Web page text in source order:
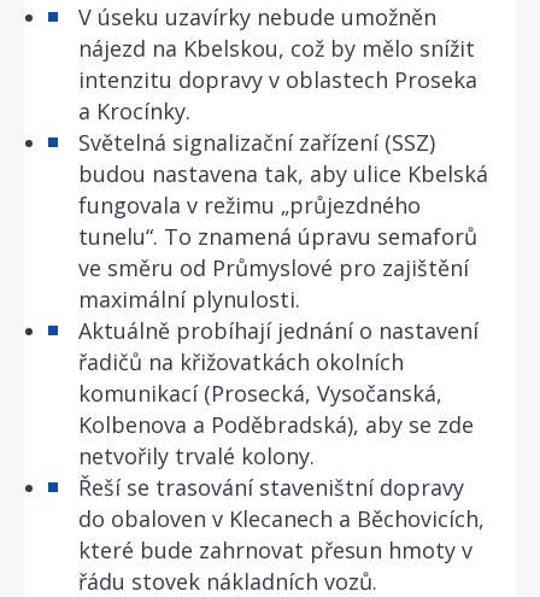
V úseku uzavírky nebude umožněn
nájezd na Kbelskou, což by mělo snížit
intenzitu dopravy v oblastech Proseka
a Krocínky.
Světelná signalizační zařízení (SSZ)
budou nastavena tak, aby ulice Kbelská
fungovala v režimu „průjezdného
tunelu“. To znamená úpravu semaforů
ve směru od Průmyslové pro zajištění
maximální plynulosti.
Aktuálně probíhají jednání o nastavení
řadičů na křižovatkách okolních
komunikací (Prosecká, Vysočanská,
Kolbenova a Poděbradská), aby se zde
netvořily trvalé kolony.
Řeší se trasování staveništní dopravy
do obaloven v Klecanech a Běchovicích,
které bude zahrnovat přesun hmoty v
řádu stovek nákladních vozů.